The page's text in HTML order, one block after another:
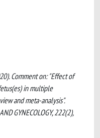
Comment on: "Effect of
in multiple
and meta-analysis".
GYNECOLOGY, 222(2),